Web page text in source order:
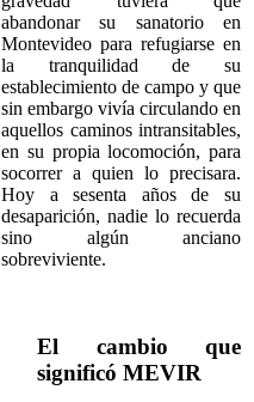
abandonar su sanatorio en
Montevideo para refugiarse en
la tranquilidad de su
establecimiento de campo y que
sin embargo vivía circulando en
aquellos caminos intransitables,
en su propia locomoción, para
socorrer a quien lo precisara.
Hoy a sesenta años de su
desaparición, nadie lo recuerda
sino algún anciano
sobreviviente.
El cambio que
significó MEVIR